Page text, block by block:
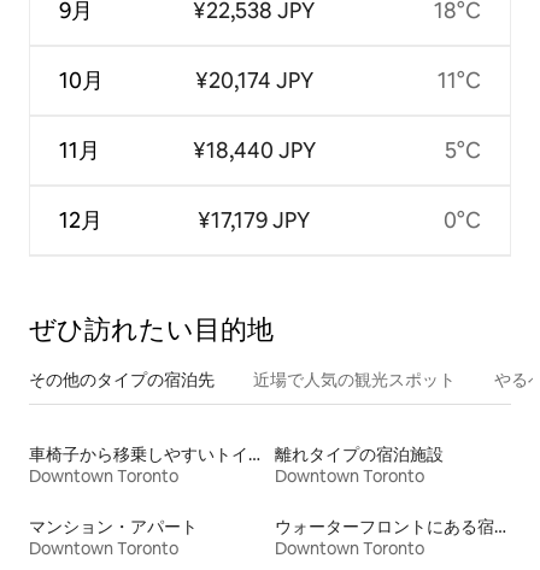
9月
10月
11月
12月
¥22,538 JPY
¥20,174 JPY
¥18,440 JPY
¥17,179 JPY
18°C
11°C
5°C
0°C
ぜひ訪⁠れ⁠た⁠い目⁠的⁠地
その他のタ⁠イ⁠プ⁠の宿⁠泊⁠先 近場で人気の観光スポット やる
車椅子から移乗しやすいトイレ付きの宿泊施設
Downtown Toronto
離れタイプの宿泊施設
Downtown Toronto
マンション・アパート
Downtown Toronto
ウォーターフロントにある宿泊施設
Downtown Toronto